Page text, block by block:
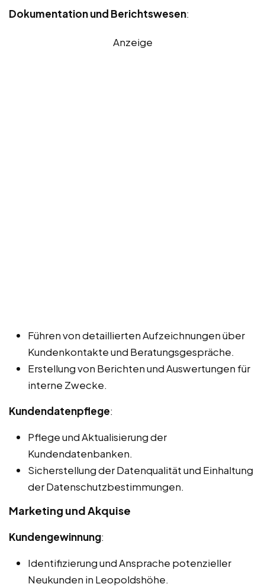
Dokumentation und Berichtswesen:
Anzeige
Führen von detaillierten Aufzeichnungen über
Kundenkontakte und Beratungsgespräche.
Erstellung von Berichten und Auswertungen für
interne Zwecke.
Kundendatenpflege:
Pflege und Aktualisierung der
Kundendatenbanken.
Sicherstellung der Datenqualität und Einhaltung
der Datenschutzbestimmungen.
Marketing und Akquise
Kundengewinnung:
Identifizierung und Ansprache potenzieller
Neukunden in Leopoldshöhe.